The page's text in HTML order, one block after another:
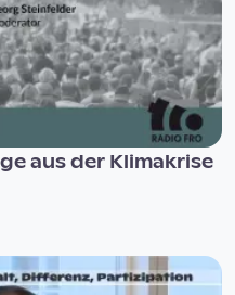
aus der Klimakrise